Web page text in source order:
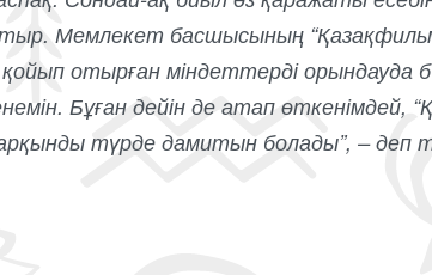
Мемлекет басшысының
отырған міндеттерді орындауда
Бұған дейін де атап өткенімдей,
түрде дамитын болады”, – деп